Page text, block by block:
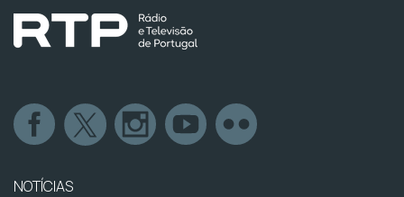
NOTÍCIAS